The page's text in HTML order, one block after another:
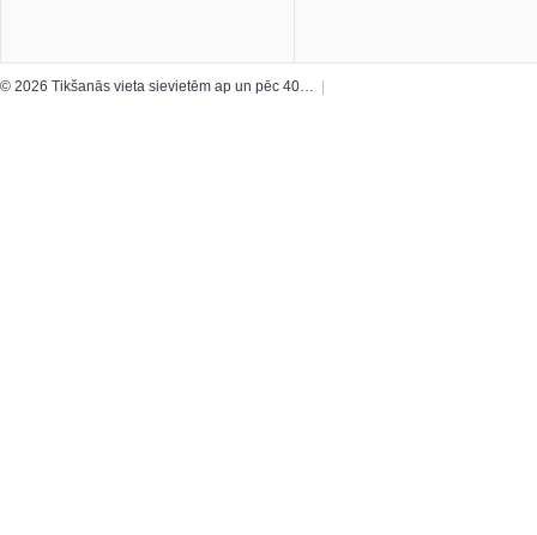
© 2026 Tikšanās vieta sievietēm ap un pēc 40…